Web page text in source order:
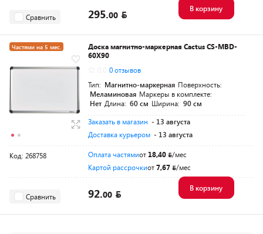
Сравнить 295.00
В корзину
Частями на 5 мес.
Доска магнитно-маркерная Cactus CS-MBD-
60X90
0 отзывов
Тип: Магнитно-маркерная Поверхность:
Меламиновая Маркеры в комплекте:
Нет Длина: 60 см Ширина: 90 см
Заказать в магазин - 13 августа
Доставка курьером - 13 августа
Код: 268758 Оплата частямиот 18,40
/мес
Картой рассрочкиот7,67 /мес
Сравнить 92.00
В корзину